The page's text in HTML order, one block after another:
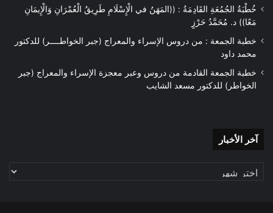
خُطْبَةُ الجُمُعَةِ القَادِمَةُ : ((المَهَنُ في الْإِسْلَامِ طَرِيقُ الْعُمْرَانِ وَالْإِيمَانِ
مَعًا)) د. مُحَمَّدُ حَرْزٍ
خطبة الجمعة : من دروس الإسراء والمعراج (جبر الخواطــــر) للدكتور
محمد داود
خطبة الجمعة القادمة من دروس وعبر معجزة الإسراء والمعراج (جبر
الخواطر) للدكتور مسعد الشايب
آخر الأخبار